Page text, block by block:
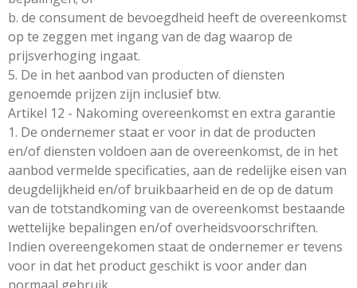
b. de consument de bevoegdheid heeft de overeenkomst
op te zeggen met ingang van de dag waarop de
prijsverhoging ingaat.
5. De in het aanbod van producten of diensten
genoemde prijzen zijn inclusief btw.
Artikel 12 - Nakoming overeenkomst en extra garantie
1. De ondernemer staat er voor in dat de producten
en/of diensten voldoen aan de overeenkomst, de in het
aanbod vermelde specificaties, aan de redelijke eisen van
deugdelijkheid en/of bruikbaarheid en de op de datum
van de totstandkoming van de overeenkomst bestaande
wettelijke bepalingen en/of overheidsvoorschriften.
Indien overeengekomen staat de ondernemer er tevens
voor in dat het product geschikt is voor ander dan